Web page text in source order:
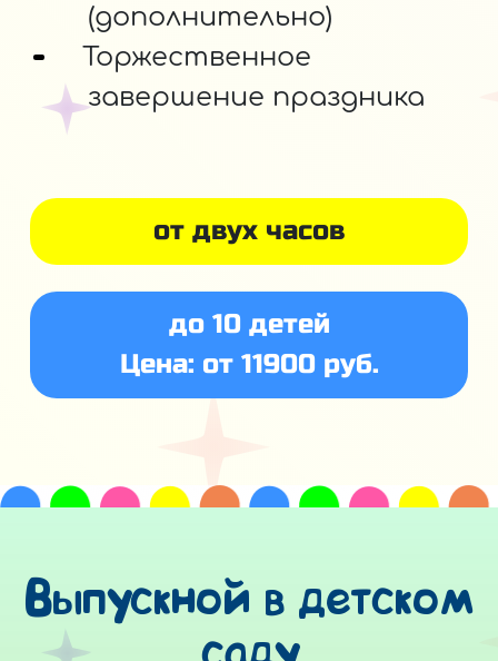
от двух часов
до 10 детей
Цена: от 11900 руб.
(дополнительно)
Торжественное
завершение праздника
Выпускной в детском